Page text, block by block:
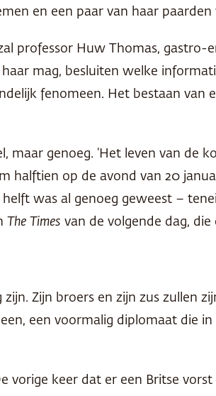
en een paar van haar paarden
professor Huw Thomas,
mag, besluiten welke
fenomeen. Het bestaan van
maar genoeg. ‘Het leven van de
halftien op de avond van 20
was al genoeg geweest –
The Times van de volgende dag,
Zijn broers en zijn zus zullen
een voormalig diplomaat die
keer dat er een Britse vorst